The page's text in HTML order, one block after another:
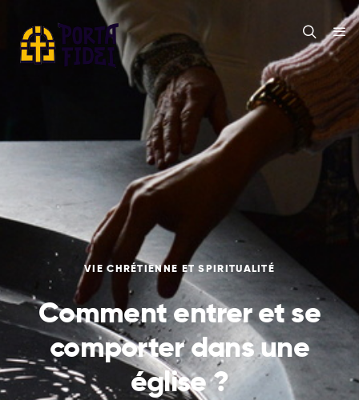
VIE CHRÉTIENNE ET SPIRITUALITÉ
Comment entrer et se
comporter dans une
église ?